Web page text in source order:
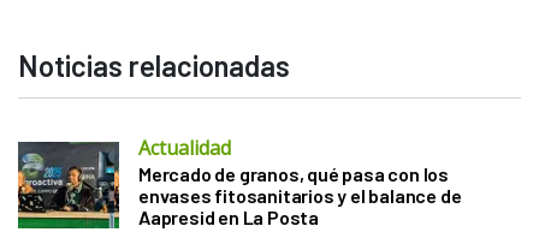
Noticias relacionadas
Actualidad
Mercado de granos, qué pasa con los
envases fitosanitarios y el balance de
Aapresid en La Posta